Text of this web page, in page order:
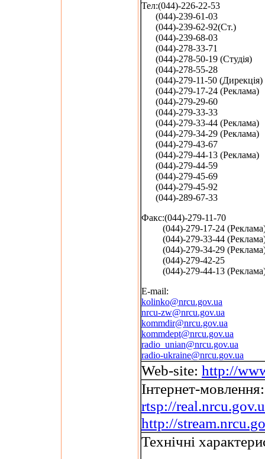
Тел:(044)-226-22-53
(044)-239-61-03
(044)-239-62-92(Ст.)
(044)-239-68-03
(044)-278-33-71
(044)-278-50-19 (Студія)
(044)-278-55-28
(044)-279-11-50 (Дирекція)
(044)-279-17-24 (Реклама)
(044)-279-29-60
(044)-279-33-33
(044)-279-33-44 (Реклама)
(044)-279-34-29 (Реклама)
(044)-279-43-67
(044)-279-44-13 (Реклама)
(044)-279-44-59
(044)-279-45-69
(044)-279-45-92
(044)-289-67-33
Факс:(044)-279-11-70
(044)-279-17-24
(044)-279-33-44
(044)-279-34-29
(044)-279-42-25
(044)-279-44-13
E-mail:
kolinko@nrcu.gov.ua
nrcu-zw@nrcu.gov.ua
kommdir@nrcu.gov.ua
kommdept@nrcu.gov.ua
radio_unian@nrcu.gov.ua
radio-ukraine@nrcu.gov.ua
Web-site: http://
Інтернет-мовлення:
rtsp://
http://
Технічні